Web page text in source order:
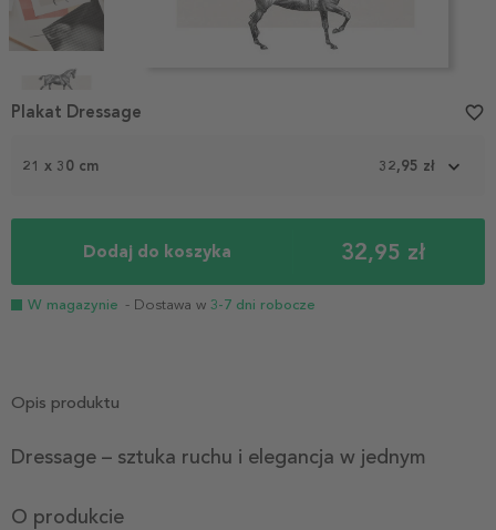
1
21 x 30 cm 32,95 zł
Dodaj do koszyka 32,95 zł
W magazynie - Dostawa w 3-7 dni robocze
Plakat Dressage favorite_border
Opis produktu
Dressage – sztuka ruchu i elegancja w jednym
O produkcie